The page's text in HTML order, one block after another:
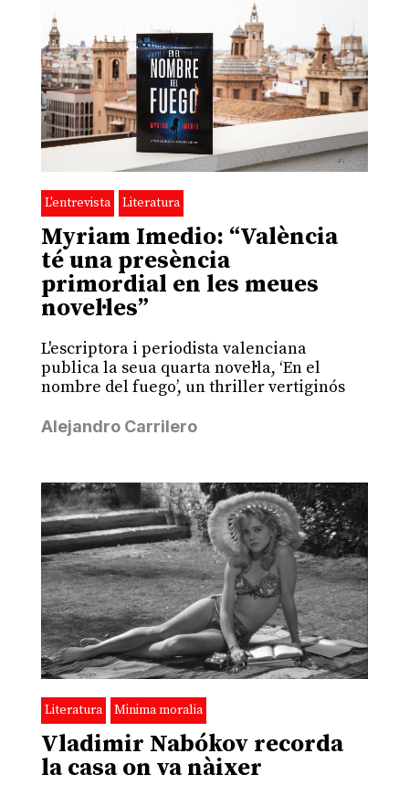
L'entrevista Literatura
Myriam Imedio: “València
té una presència
primordial en les meues
novel·les”
L'escriptora i periodista valenciana
publica la seua quarta novel·la, ‘En el
nombre del fuego’, un thriller vertiginós
Alejandro Carrilero
Literatura Minima moralia
Vladimir Nabókov recorda
la casa on va nàixer